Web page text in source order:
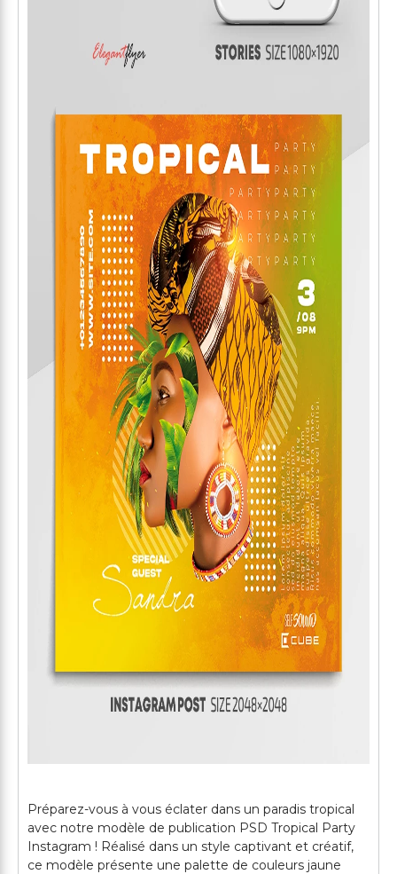
Préparez-vous à vous éclater dans un paradis tropical
avec notre modèle de publication PSD Tropical Party
Instagram ! Réalisé dans un style captivant et créatif,
ce modèle présente une palette de couleurs jaune